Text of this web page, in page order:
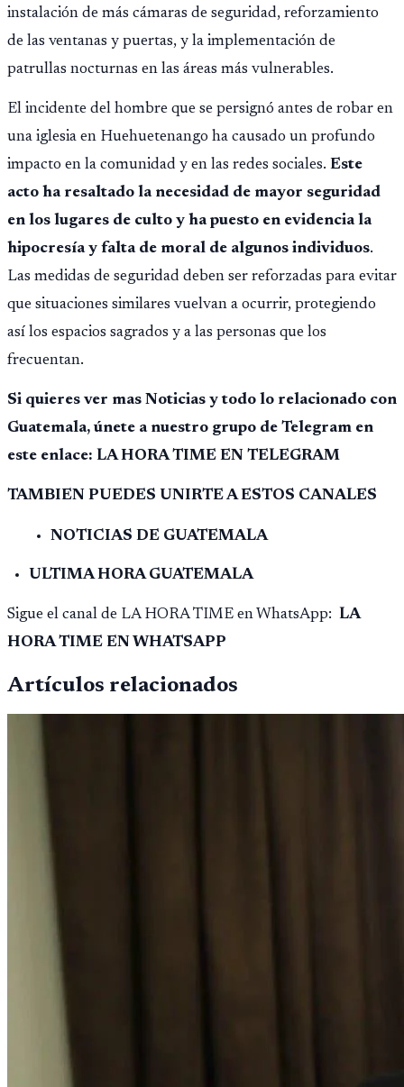
instalación de más cámaras de seguridad, reforzamiento
de las ventanas y puertas, y la implementación de
patrullas nocturnas en las áreas más vulnerables.
El incidente del hombre que se persignó antes de robar en
una iglesia en Huehuetenango ha causado un profundo
impacto en la comunidad y en las redes sociales. Este
acto ha resaltado la necesidad de mayor seguridad
en los lugares de culto y ha puesto en evidencia la
hipocresía y falta de moral de algunos individuos.
Las medidas de seguridad deben ser reforzadas para evitar
que situaciones similares vuelvan a ocurrir, protegiendo
así los espacios sagrados y a las personas que los
frecuentan.
Si quieres ver mas Noticias y todo lo relacionado con
Guatemala, únete a nuestro grupo de Telegram en
este enlace: LA HORA TIME EN TELEGRAM
TAMBIEN PUEDES UNIRTE A ESTOS CANALES
NOTICIAS DE GUATEMALA
ULTIMA HORA GUATEMALA
Sigue el canal de LA HORA TIME en WhatsApp: LA
HORA TIME EN WHATSAPP
Artículos relacionados